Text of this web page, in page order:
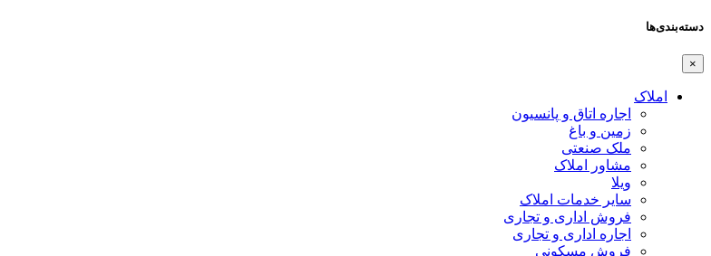
دسته‌بندی‌ها
×
املاک
اجاره اتاق و پانسیون
زمین و باغ
ملک صنعتی
مشاور املاک
ویلا
سایر خدمات املاک
فروش اداری و تجاری
اجاره اداری و تجاری
فروش مسکونی